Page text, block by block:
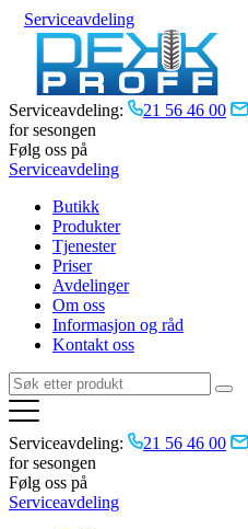
Serviceavdeling
Serviceavdeling: 21 56 46 00
for sesongen
Følg oss på
Serviceavdeling
Butikk
Produkter
Tjenester
Priser
Avdelinger
Om oss
Informasjon og råd
Kontakt oss
Serviceavdeling: 21 56 46 00
for sesongen
Følg oss på
Serviceavdeling